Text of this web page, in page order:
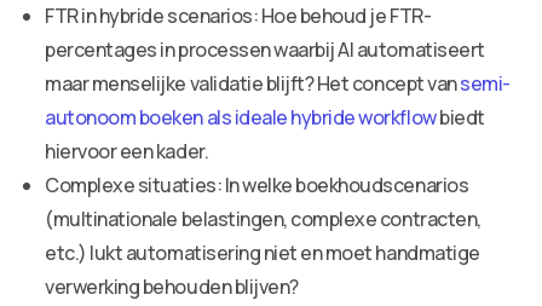
FTR in hybride scenarios: Hoe behoud je FTR-
percentages in processen waarbij AI automatiseert
maar menselijke validatie blijft? Het concept vansemi-
autonoom boeken als ideale hybride workflowbiedt
hiervoor een kader.
Complexe situaties: In welke boekhoudscenarios
(multinationale belastingen, complexe contracten,
etc.) lukt automatisering niet en moet handmatige
verwerking behouden blijven?